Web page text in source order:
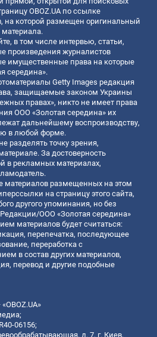
OBOZ.UA по ссылке
, на которой размещен оригинальный
в том числе интервью, статьи,
произведения журналистов
имущественные права на которые
середина».
Getty Images редакция
защищаемые законом Украины
правах», никто не имеет права
ООО «Золотая середина» их
дальнейшему воспроизводству,
в любой форме.
разделять точку зрения,
За достоверность
в рекламных материалах,
материалов размещенных на этом
на страницу этого сайта,
другого упоминания, но без
ООО «Золотая середина»
материалов будет считаться:
перепечатка, последующее
переработка с
в состав других материалов,
перевод и другие подобные
06156;
д. 7, г. Киев,